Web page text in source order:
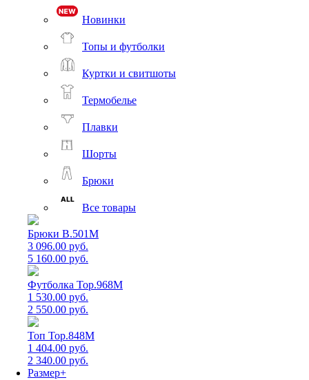
Новинки
Топы и футболки
Куртки и свитшоты
Термобелье
Плавки
Шорты
Брюки
Все товары
Брюки B.501M
3 096.00 руб.
5 160.00 руб.
Футболка Top.968M
1 530.00 руб.
2 550.00 руб.
Топ Top.848M
1 404.00 руб.
2 340.00 руб.
Размер+